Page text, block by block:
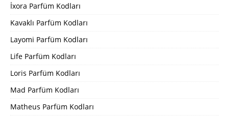
İxora Parfüm Kodları
Kavaklı Parfüm Kodları
Layomi Parfüm Kodları
Life Parfüm Kodları
Loris Parfüm Kodları
Mad Parfüm Kodları
Matheus Parfüm Kodları